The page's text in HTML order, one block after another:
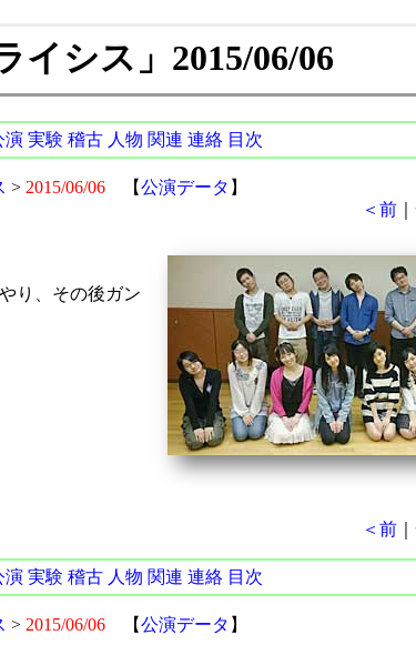
シス」2015/06/06
演 実験 稽古 人物 関連 連絡 目次
> 2015/06/06【公演データ 】
＜前 ｜
り、その後ガン
＜前 ｜
演 実験 稽古 人物 関連 連絡 目次
> 2015/06/06【公演データ 】